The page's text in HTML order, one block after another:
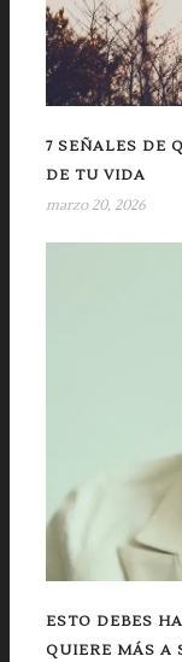
7 SEÑALES DE
DE TU VIDA
marzo 20, 2026
ESTO DEBES
QUIERE MÁS A